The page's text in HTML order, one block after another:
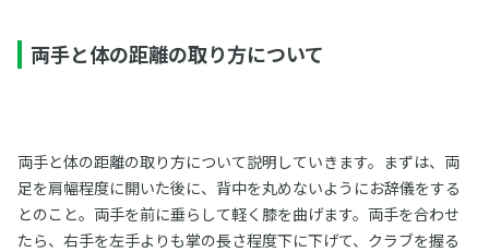
両手と体の距離の取り方について
両手と体の距離の取り方について説明していきます。まずは、両
足を肩幅程度に開いた後に、背中を丸めないようにお辞儀をする
とのこと。両手を前に垂らして軽く膝を曲げます。両手を合わせ
たら、右手を左手よりも掌の長さ程度下に下げて、クラブを握る